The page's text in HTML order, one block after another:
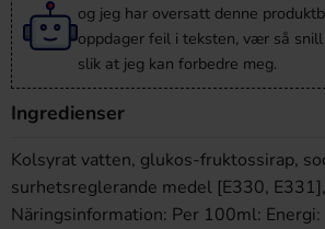
og jeg har oversatt denne
oppdager feil i teksten, vær så snill
slik at jeg kan forbedre meg.
Ingredienser
Kolsyrat vatten, glukos-fruktossirap,
surhetsreglerande medel [E330,
Näringsinformation: Per 100ml: